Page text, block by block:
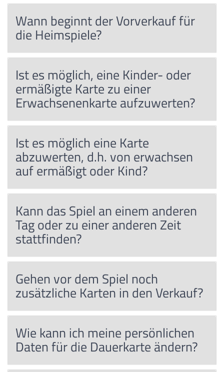
Wann beginnt der Vorverkauf für
die Heimspiele?
Ist es möglich, eine Kinder- oder
ermäßigte Karte zu einer
Erwachsenenkarte aufzuwerten?
Ist es möglich eine Karte
abzuwerten, d.h. von erwachsen
auf ermäßigt oder Kind?
Kann das Spiel an einem anderen
Tag oder zu einer anderen Zeit
stattfinden?
Gehen vor dem Spiel noch
zusätzliche Karten in den Verkauf?
Wie kann ich meine persönlichen
Daten für die Dauerkarte ändern?